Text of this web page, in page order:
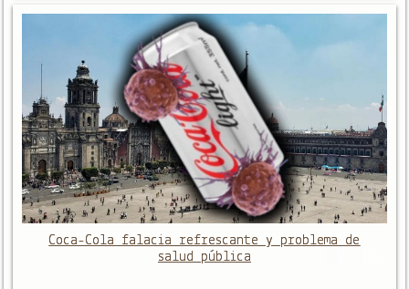
Coca-Cola falacia refrescante y problema de
salud pública